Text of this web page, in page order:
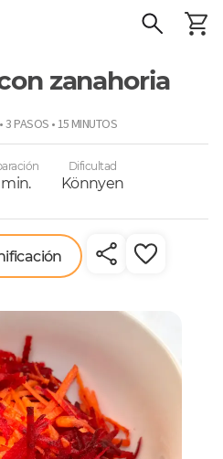
zanahoria
3 PASOS • 15 MINUTOS
min.
Dificultad
Könnyen